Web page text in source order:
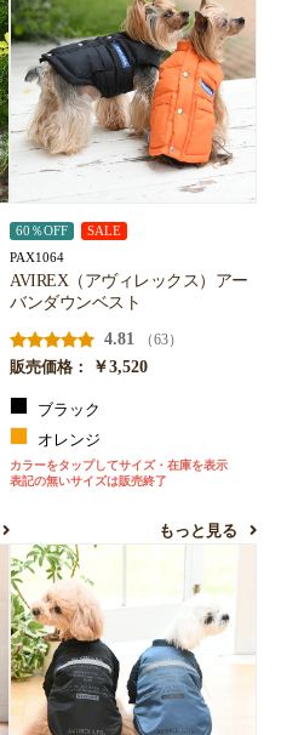
60％OFF SALE
PAX1064
AVIREX（アヴィレックス）アー
バンダウンベスト
4.81
（63）
販売価格：
￥3,520
ブラック
オレンジ
カラーをタップしてサイズ・在庫を表示
表記の無いサイズは販売終了
もっと見る